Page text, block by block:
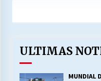
ULTIMAS
MUNDIAL